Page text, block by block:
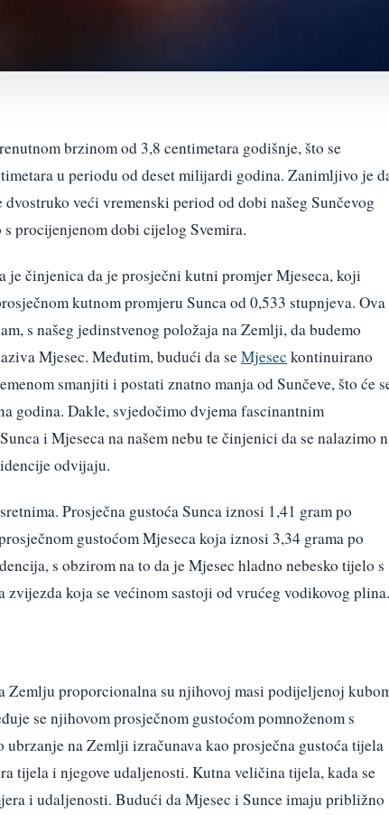
brzinom od 3,8 centimetara godišnje, što se
u periodu od deset milijardi godina. Zanimljivo je
veći vremenski period od dobi našeg Sunčevog
procijenjenom dobi cijelog Svemira.
je činjenica da je prosječni kutni promjer Mjeseca, koji
kutnom promjeru Sunca od 0,533 stupnjeva. Ova
s našeg jedinstvenog položaja na Zemlji, da budemo
Mjesec. Međutim, budući da seMjesec kontinuirano
smanjiti i postati znatno manja od Sunčeve, što će
godina. Dakle, svjedočimo dvjema fascinantnim
i Mjeseca na našem nebu te činjenici da se nalazimo
odvijaju.
Prosječna gustoća Sunca iznosi 1,41 gram po
gustoćom Mjeseca koja iznosi 3,34 grama po
s obzirom na to da je Mjesec hladno nebesko tijelo s
koja se većinom sastoji od vrućeg vodikovog plina.
Zemlju proporcionalna su njihovoj masi podijeljenoj
se njihovom prosječnom gustoćom pomnoženom s
na Zemlji izračunava kao prosječna gustoća tijela
tijela i njegove udaljenosti. Kutna veličina tijela, kada se
i udaljenosti. Budući da Mjesec i Sunce imaju približno